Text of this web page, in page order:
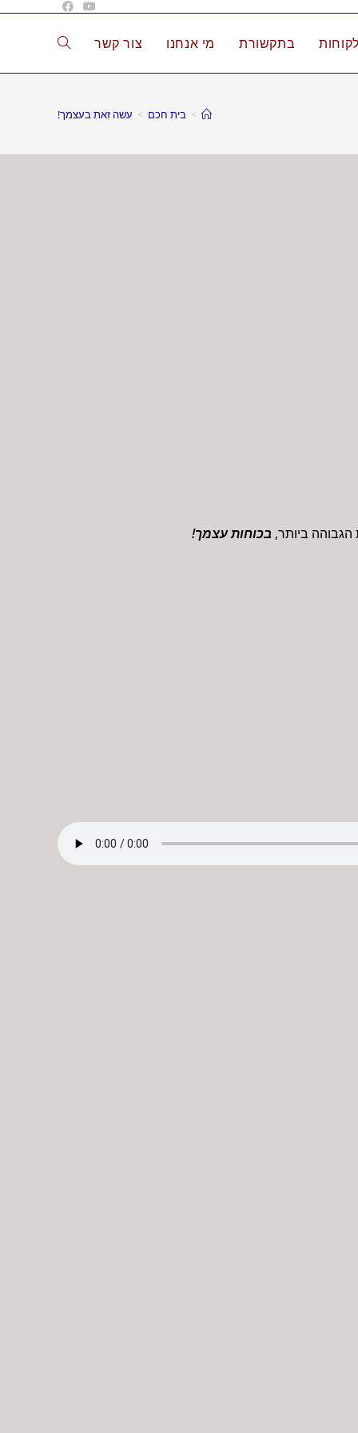
בתקשורת מי אנחנו צור קשר
> בית חכם > עשה זאת בעצמך!
ביותר, בכוחות עצמך!